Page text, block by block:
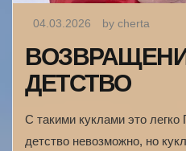
04.03.2026 by cherta
ДЕТСТВО
С такими куклами это легко
детство невозможно, но